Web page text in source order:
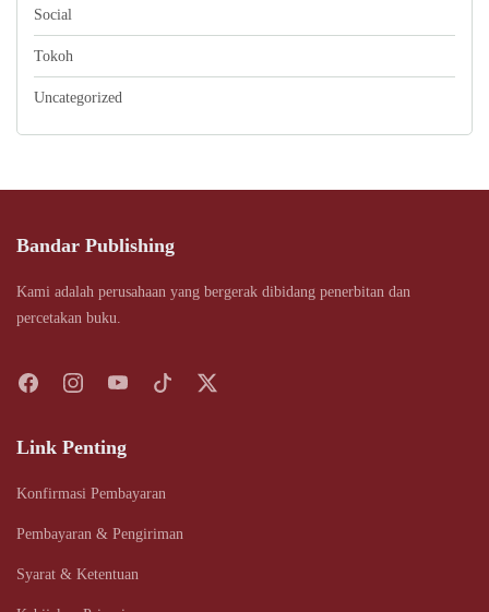
Social
Tokoh
Uncategorized
Bandar Publishing
Kami adalah perusahaan yang bergerak dibidang penerbitan dan
percetakan buku.
Link Penting
Konfirmasi Pembayaran
Pembayaran & Pengiriman
Syarat & Ketentuan